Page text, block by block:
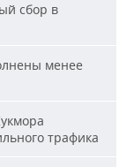
сбор в
менее
трафика